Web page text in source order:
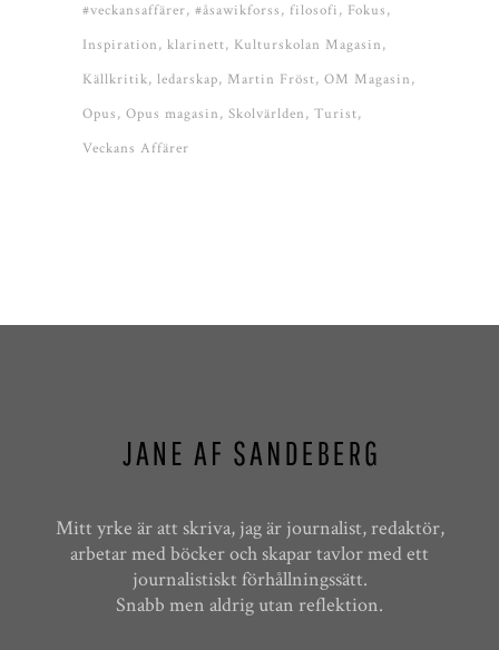
#veckansaffärer #åsawikforss filosofi
Fokus
Inspiration klarinett Kulturskolan Magasin
Källkritik ledarskap Martin Fröst OM Magasin
Opus Opus magasin Skolvärlden Turist
Veckans Affärer
Mitt yrke är att skriva, jag är journalist, redaktör,
arbetar med böcker och skapar tavlor med ett
journalistiskt förhållningssätt.
Snabb men aldrig utan reflektion.